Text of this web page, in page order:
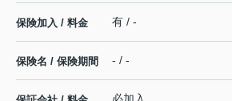
保険加入 / 料金 有 / -
保険名 / 保険期間 - / -